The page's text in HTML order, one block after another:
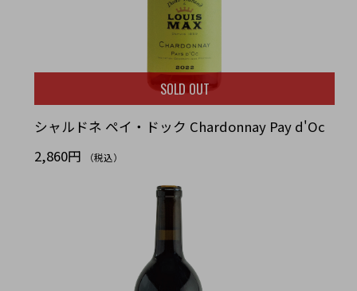
SOLD OUT
シャルドネ ペイ・ドック Chardonnay Pay d'Oc
2,860円
（税込）